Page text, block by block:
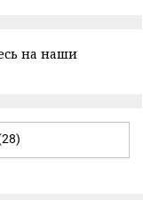
на наши